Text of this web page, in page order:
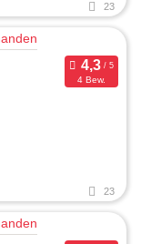
23
4 Bew.
23